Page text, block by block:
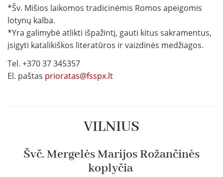
*Šv. Mišios laikomos tradicinėmis Romos apeigomis
lotynų kalba.
*Yra galimybė atlikti išpažintį, gauti kitus sakramentus,
įsigyti katalikiškos literatūros ir vaizdinės medžiagos.
Tel. +370 37 345357
El. paštas prioratas@fsspx.lt
VILNIUS
Švč. Mergelės Marijos Rožančinės
koplyčia